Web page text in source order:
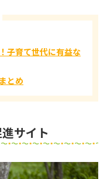
子育て世代に有益な
とめ
サイト